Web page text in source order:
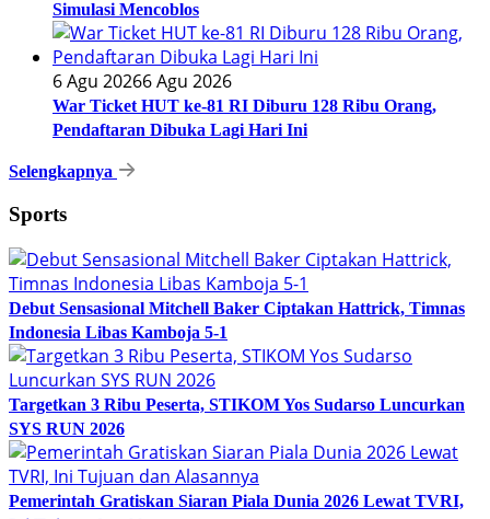
Simulasi Mencoblos
6 Agu 20266 Agu 2026
War Ticket HUT ke-81 RI Diburu 128 Ribu Orang,
Pendaftaran Dibuka Lagi Hari Ini
Selengkapnya
Sports
Debut Sensasional Mitchell Baker Ciptakan Hattrick, Timnas
Indonesia Libas Kamboja 5-1
Targetkan 3 Ribu Peserta, STIKOM Yos Sudarso Luncurkan
SYS RUN 2026
Pemerintah Gratiskan Siaran Piala Dunia 2026 Lewat TVRI,